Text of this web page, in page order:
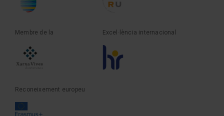
Membre de la Excel·lència internacional
Reconeixement europeu